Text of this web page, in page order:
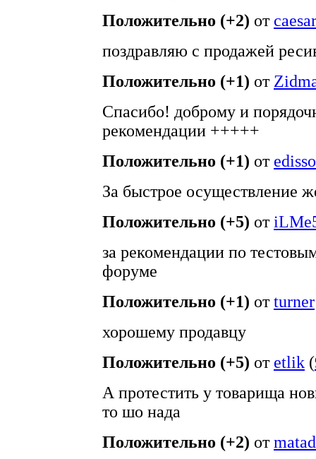
Положительно (+2) от caesar
поздравляю с продажей
Положительно (+1) от
Спасибо! доброму и
рекомендации +++++
Положительно (+1) от
За быстрое осуществление
Положительно (+5) от
за рекомендации по
форуме
Положительно (+1) отturner
хорошему продавцу
Положительно (+5) от etlik (
А протестить у товарища
то шо нада
Положительно (+2) от